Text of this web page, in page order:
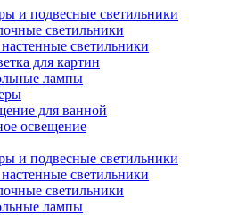
и подвесные светильники
светильники
светильники
для картин
лампы
для ванной
освещение
и подвесные светильники
светильники
светильники
лампы